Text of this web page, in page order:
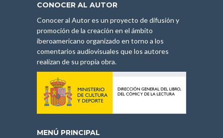
CONOCER AL AUTOR
Conocer al Autor es un proyecto de difusión y
promoción de la creación en el ámbito
iberoamericano organizado en torno a los
comentarios audiovisuales que los autores
realizan de su propia obra.
MENÚ PRINCIPAL